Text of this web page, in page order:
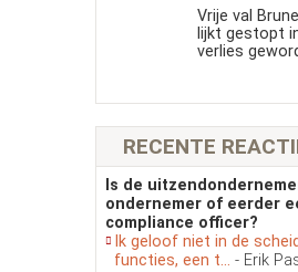
Vrije val
lijkt gestopt
verlies
RECENTE
Is de
ondernemer of eerder
compliance officer?
Ik geloof niet in de
functies, een t... - Erik